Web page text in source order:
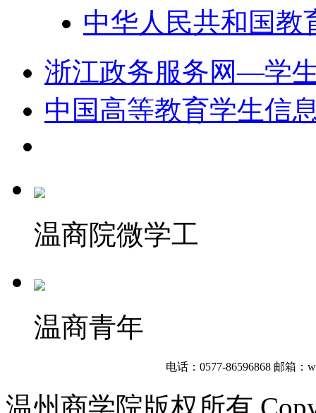
中华人民共和国教
浙江政务服务网—学
中国高等教育学生信
温商院微学工
温商青年
电话：0577-86596868 邮箱：
温州商学院版权所有